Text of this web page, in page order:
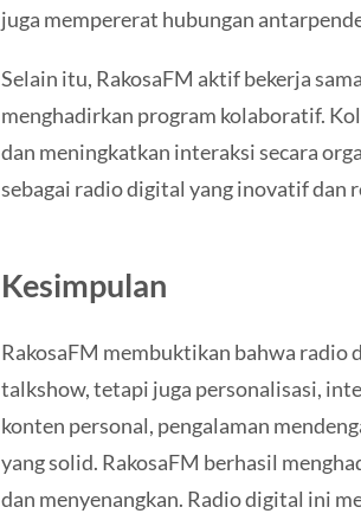
juga mempererat hubungan
Selain itu, RakosaFM aktif bekerja
menghadirkan program kolaboratif.
dan meningkatkan interaksi secara
sebagai radio digital yang inovatif dan
Kesimpulan
RakosaFM membuktikan bahwa radio
talkshow, tetapi juga personalisasi,
konten personal, pengalaman
yang solid. RakosaFM berhasil
dan menyenangkan. Radio digital ini